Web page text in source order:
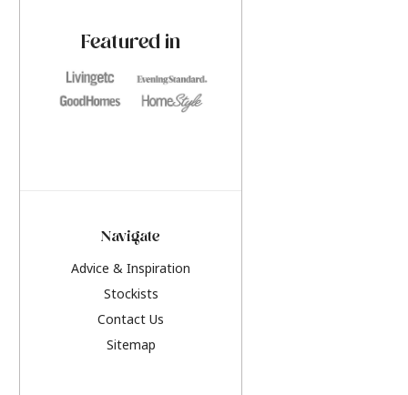
Featured in
Navigate
Advice & Inspiration
Stockists
Contact Us
Sitemap